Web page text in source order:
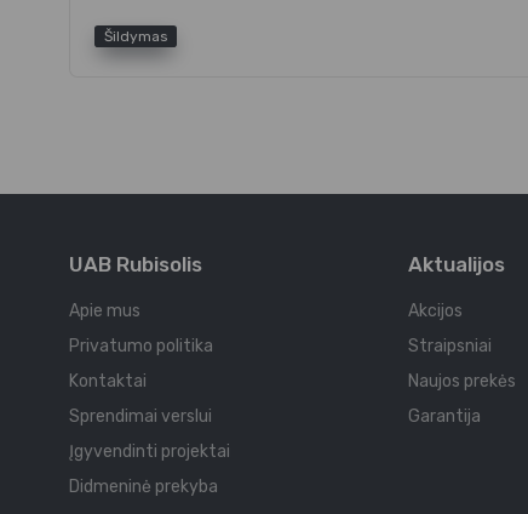
Šildymas
UAB Rubisolis
Apie mus
Privatumo politika
Kontaktai
Sprendimai verslui
Įgyvendinti projektai
Didmeninė prekyba
Aktualijos
Akcijos
Straipsniai
Naujos prekės
Garantija